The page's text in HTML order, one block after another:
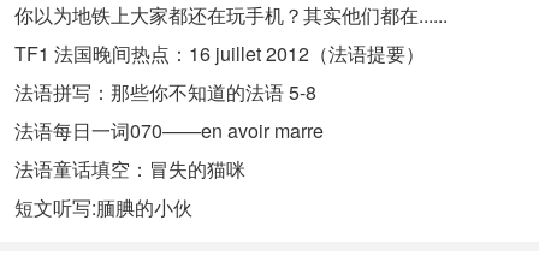
好了，对于这三个词，希望你不止被虐得酸爽，更能
豁然开朗！Voilà, donc c'est fini pour aujourd'hui. 今
天的内容就到这啦，喜欢法语的同学可以经常关注沪
江法语的微信和微博，à la prochaine !
最后，欢迎大家加入沪江Lina老师法语群，与小伙伴
你以为地铁上大家都还在玩手机？其实他们都在......
TF1 法国晚间热点：16 juillet 2012（法语提要）
法语拼写：那些你不知道的法语 5-8
法语每日一词070——en avoir marre
法语童话填空：冒失的猫咪
短文听写:腼腆的小伙